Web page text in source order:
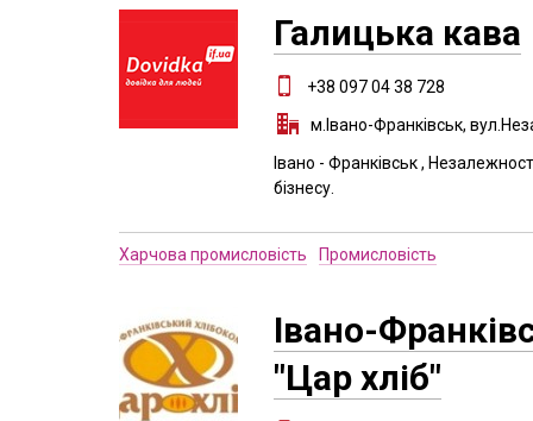
Галицька кава
+38 097 04 38 728
м.Івано-Франківськ,
Івано - Франківськ ,
бізнесу.
Харчова промисловість Промисловість
Івано-
"Цар хліб"